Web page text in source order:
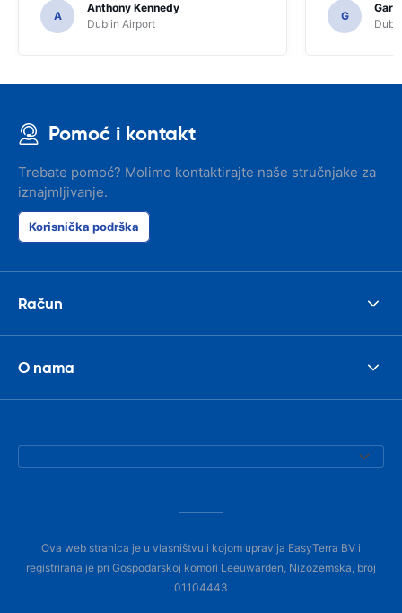
A
Anthony Kennedy
Dublin Airport
G
Gary
Pomoć i kontakt
Trebate pomoć? Molimo kontaktirajte naše stručnjake za
iznajmljivanje.
Korisnička podrška
Račun
O nama
Ova web stranica je u vlasništvu i kojom upravlja EasyTerra BV i
registrirana je pri Gospodarskoj komori Leeuwarden, Nizozemska, broj
01104443